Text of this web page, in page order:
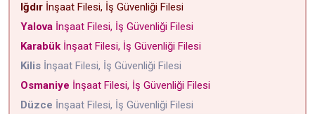
Iğdır İnşaat Filesi, İş Güvenliği Filesi
Yalova İnşaat Filesi, İş Güvenliği Filesi
Karabük İnşaat Filesi, İş Güvenliği Filesi
Kilis İnşaat Filesi, İş Güvenliği Filesi
Osmaniye İnşaat Filesi, İş Güvenliği Filesi
Düzce İnşaat Filesi, İş Güvenliği Filesi